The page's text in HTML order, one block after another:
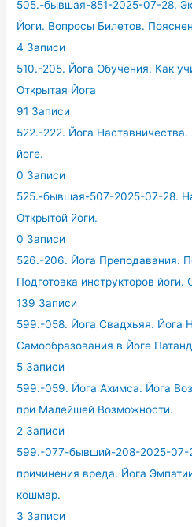
505.-бывшая-851-2025-07-28.
Йоги. Вопросы Билетов.
4 Записи
510.-205. Йога Обучения. Как
Открытая Йога
91 Записи
522.-222. Йога
йоге.
0 Записи
525.-бывшая-507-2025-07-28.
Открытой йоги.
0 Записи
526.-206. Йога Преподавания.
Подготовка инструкторов йоги.
139 Записи
599.-058. Йога Свадхьяя. Йога
Самообразования в Йоге
5 Записи
599.-059. Йога Ахимса. Йога
при Малейшей Возможности.
2 Записи
599.-077-бывший-208-2025-07-
причинения вреда. Йога
кошмар.
3 Записи